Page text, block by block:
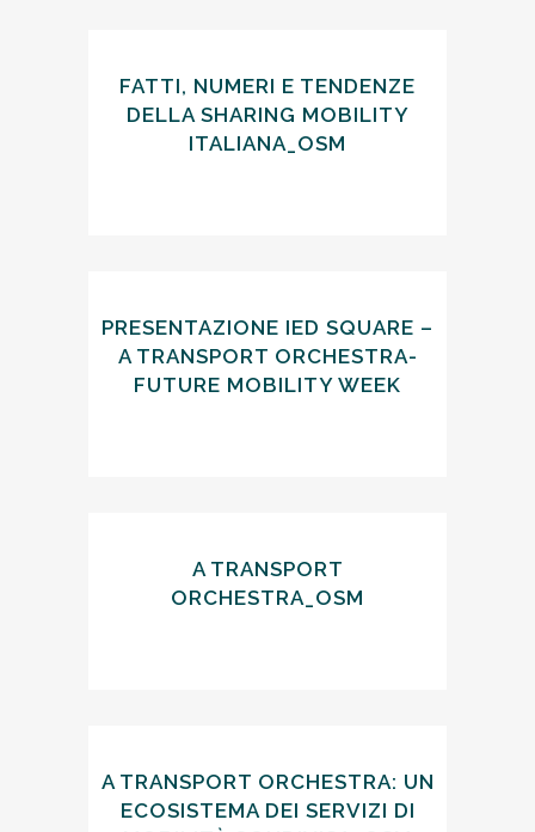
FATTI, NUMERI E TENDENZE
DELLA SHARING MOBILITY
ITALIANA_OSM
PRESENTAZIONE IED SQUARE –
A TRANSPORT ORCHESTRA-
FUTURE MOBILITY WEEK
A TRANSPORT
ORCHESTRA_OSM
A TRANSPORT ORCHESTRA: UN
ECOSISTEMA DEI SERVIZI DI